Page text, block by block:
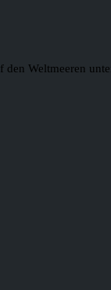
Weltmeeren